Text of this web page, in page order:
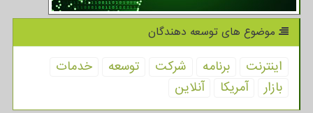
موضوع های توسعه دهندگان
اینترنت برنامه شركت توسعه
خدمات
بازار
آمریكا آنلاین